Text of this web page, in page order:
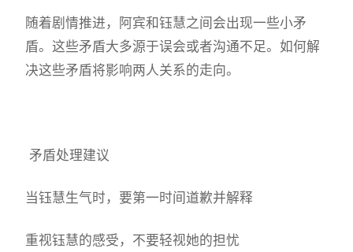
随着剧情推进，阿宾和钰慧之间会出现一些小矛
盾。这些矛盾大多源于误会或者沟通不足。如何解
决这些矛盾将影响两人关系的走向。
矛盾处理建议
当钰慧生气时，要第一时间道歉并解释
重视钰慧的感受，不要轻视她的担忧